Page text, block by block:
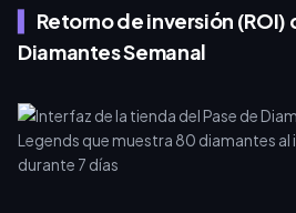
Retorno de inversión (ROI)
Diamantes Semanal